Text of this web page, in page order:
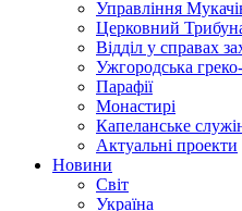
Управління
Церковний
Відділ у справах
Ужгородська
Парафії
Монастирі
Капеланське
Актуальні проекти
Новини
Світ
Україна